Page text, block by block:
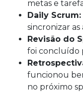
metas e
Daily Scrum:
sincronizar as
Revisão do
foi concluído
funcionou
no próximo